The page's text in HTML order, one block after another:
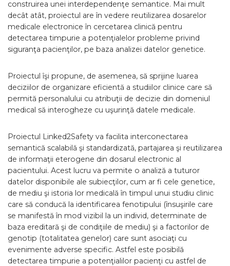
construirea unei interdependenţe semantice. Mai mult
decât atât, proiectul are în vedere reutilizarea dosarelor
medicale electronice în cercetarea clinică pentru
detectarea timpurie a potenţialelor probleme privind
siguranţa pacienţilor, pe baza analizei datelor genetice.
Proiectul îşi propune, de asemenea, să sprijine luarea
deciziilor de organizare eficientă a studiilor clinice care să
permită personalului cu atribuţii de decizie din domeniul
medical să interogheze cu uşurinţă datele medicale.
Proiectul Linked2Safety va facilita interconectarea
semantică scalabilă şi standardizată, partajarea şi reutilizarea
de informaţii eterogene din dosarul electronic al
pacientului. Acest lucru va permite o analiză a tuturor
datelor disponibile ale subiecţilor, cum ar fi cele genetice,
de mediu şi istoria lor medicală în timpul unui studiu clinic
care să conducă la identificarea fenotipului (însuşirile care
se manifestă în mod vizibil la un individ, determinate de
baza ereditară şi de condiţiile de mediu) şi a factorilor de
genotip (totalitatea genelor) care sunt asociaţi cu
evenimente adverse specific. Astfel este posibilă
detectarea timpurie a potenţialilor pacienţi cu astfel de